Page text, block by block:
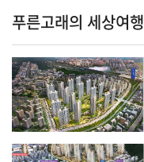
푸른고래의 세상여행